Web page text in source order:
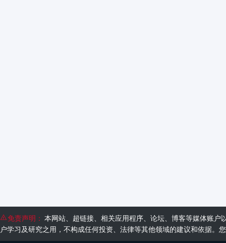
免责声明： 本网站、超链接、相关应用程序、论坛、博客等媒体账
户学习及研究之用，不构成任何投资、法律等其他领域的建议和依据